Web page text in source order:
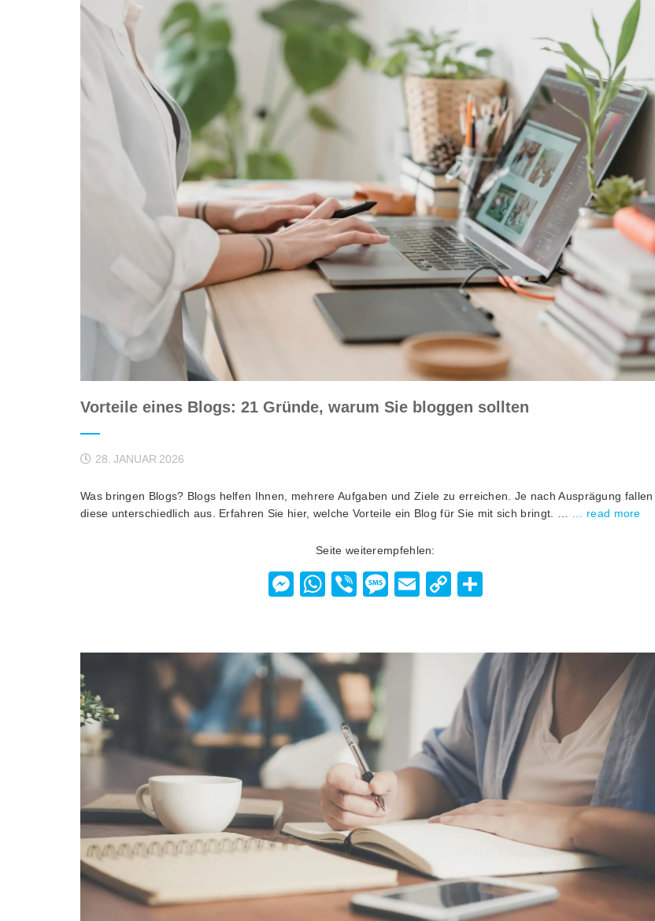
Vorteile eines Blogs: 21 Gründe, warum Sie bloggen sollten
28. JANUAR 2026
Was bringen Blogs? Blogs helfen Ihnen, mehrere Aufgaben und Ziele zu erreichen. Je nach Ausprägung fallen
diese unterschiedlich aus. Erfahren Sie hier, welche Vorteile ein Blog für Sie mit sich bringt. …
… read more
Seite weiterempfehlen:
Messenger
WhatsApp
ViberMessage
EmailCopy